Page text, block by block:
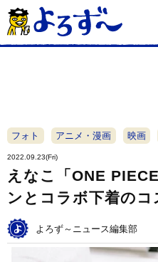
フォト アニメ・漫画 映画
2022.09.23(Fri)
えなこ「ONE
ンとコラボ下着のコ
よろず～ニュース編集部